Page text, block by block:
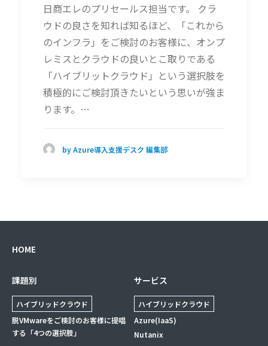
日商エレのプリセールス担当です。 クラ
ウドの良さを知れば知るほど、「これから
のインフラ」をご検討のお客様に、オンプ
レミスとクラウドの良いとこ取りである
「ハイブリットクラウド」という選択肢を
積極的にご検討頂きたいという思いが強ま
ります。…
by Azure導入支援デスク 編集部
HOME
課題別
ハイブリッドクラウド
脱VMwareをご検討のお客様に提唱
する「4つの選択肢」
サービス
ハイブリッドクラウド
Azure(IaaS)
Nutanix